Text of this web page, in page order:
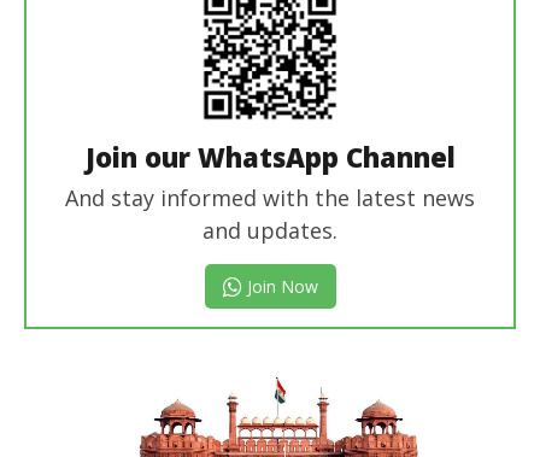
Join our WhatsApp Channel
And stay informed with the latest news
and updates.
Join Now